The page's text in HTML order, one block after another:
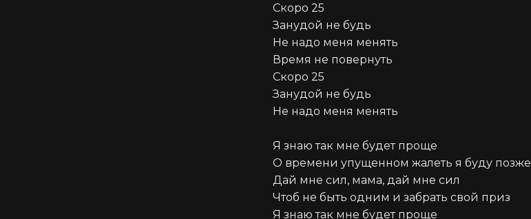
Скоро 25
Занудой не будь
Не надо меня менять
Время не повернуть
Скоро 25
Занудой не будь
Не надо меня менять
Я знаю так мне будет проще
О времени упущенном жалеть я буду позже
Дай мне сил, мама, дай мне сил
Чтоб не быть одним и забрать свой приз
Я знаю так мне будет проще